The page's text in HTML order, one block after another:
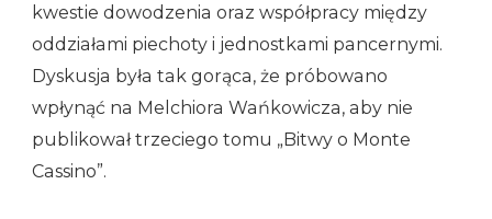
kwestie dowodzenia oraz współpracy między
oddziałami piechoty i jednostkami pancernymi.
Dyskusja była tak gorąca, że próbowano
wpłynąć na Melchiora Wańkowicza, aby nie
publikował trzeciego tomu „Bitwy o Monte
Cassino”.